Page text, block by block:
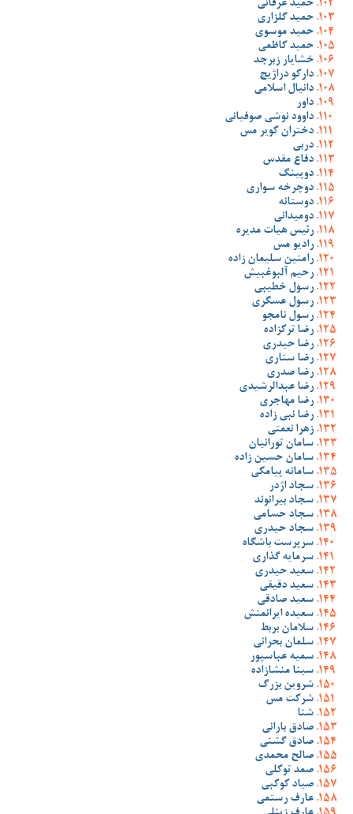
حمید عرفانی
حمید گلزاری
حمید موسوی
حمید کاظمی
خشایار زبرجد
دارکو دراژیچ
دانیال اسلامی
داور
داوود نوشی صوفیانی
دختران کویر مس
دربی
دفاع مقدس
دوپینگ
دوچرخه سواری
دوستانه
دومیدانی
رئیس هیات مدیره
رادیو مس
رامتین سلیمان زاده
رحیم آلبوغبیش
رسول خطیبی
رسول عسگری
رسول نامجو
رضا ترکزاده
رضا حیدری
رضا ستاری
رضا صدری
رضا عبدالرشیدی
رضا مهاجری
رضا نبی زاده
زهرا نعمتی
سامان تورانیان
سامان حسین زاده
سامانه پیامکی
سجاد اژدر
سجاد بیرانوند
سجاد حسامی
سجاد حیدری
سرپرست باشگاه
سرمایه گذاری
سعید حیدری
سعید دقیقی
سعید صادقی
سعیده ایرانمنش
سلامان بربط
سلمان بحرانی
سمیه عباسپور
سینا منشازاده
شروین بزرگ
شرکت مس
شنا
صادق بارانی
صادق گشنی
صالح محمدی
صمد توکلی
صیاد کوکبی
عارف رستمی